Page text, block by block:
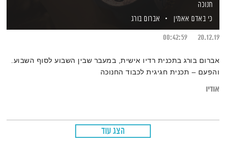
חנוכה
כי באדם אאמין
אברום בורג
20.12.19
00:42:59
אברום בורג בתכנית רדיו אישית, במעבר שבין השבוע לסוף השבוע.
והפעם – תכנית חגיגית לכבוד החנוכה
אודיו
הצג עוד